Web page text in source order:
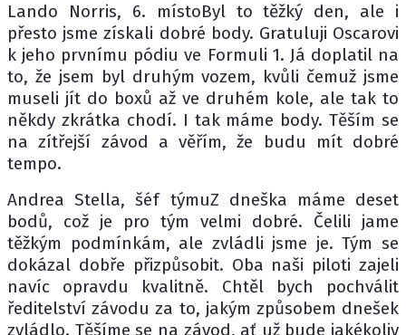
Lando Norris, 6. místoByl to těžký den, ale i
přesto jsme získali dobré body. Gratuluji Oscarovi
k jeho prvnímu pódiu ve Formuli 1. Já doplatil na
to, že jsem byl druhým vozem, kvůli čemuž jsme
museli jít do boxů až ve druhém kole, ale tak to
někdy zkrátka chodí. I tak máme body. Těším se
na zítřejší závod a věřím, že budu mít dobré
tempo.
Andrea Stella, šéf týmuZ dneška máme deset
bodů, což je pro tým velmi dobré. Čelili jame
těžkým podmínkám, ale zvládli jsme je. Tým se
dokázal dobře přizpůsobit. Oba naši piloti zajeli
navíc opravdu kvalitně. Chtěl bych pochválit
ředitelství závodu za to, jakým způsobem dnešek
zvládlo. Těšíme se na závod, ať už bude jakékoliv